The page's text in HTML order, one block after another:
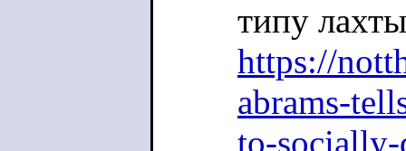
типу
https://
abrams-
to-socially-